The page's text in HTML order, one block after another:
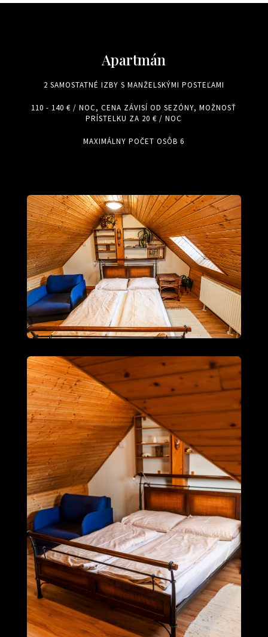
Apartmán
2 SAMOSTATNÉ IZBY S MANŽELSKÝMI POSTEĽAMI
110 - 140 € / NOC, CENA ZÁVISÍ OD SEZÓNY, MOŽNOSŤ
PRÍSTELKU ZA 20 € / NOC
MAXIMÁLNY POČET OSÔB 6